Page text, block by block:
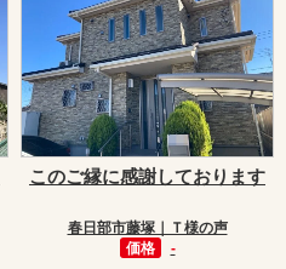
このご縁に感謝しております
春日部市藤塚｜Ｔ様の声
価格
-